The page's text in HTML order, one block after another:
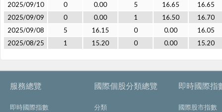
2025/09/10
0 0.00 5 16.65
16.65
2025/09/09
0 0.00 1 16.50
16.70
2025/09/08
5 16.15 0 0.00
16.05
2025/08/25
1 15.20 0 0.00 15.20
服務總覽
即時國際指數
國際個股分類總覽
分類
即時國際指
國際股市指數